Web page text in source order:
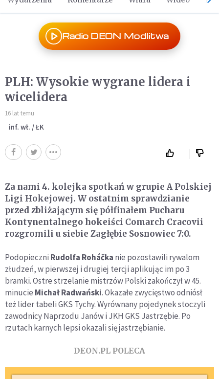
Radio DEON Modlitwa
PLH: Wysokie wygrane lidera i
wicelidera
16 lat temu
inf. wł. / ŁK
Za nami 4. kolejka spotkań w grupie A Polskiej
Ligi Hokejowej. W ostatnim sprawdzianie
przed zbliżającym się półfinałem Pucharu
Kontynentalnego hokeiści Comarch Cracovii
rozgromili u siebie Zagłębie Sosnowiec 7:0.
Podopieczni Rudolfa Roháčka nie pozostawili rywalom
złudzeń, w pierwszej i drugiej tercji aplikując im po 3
bramki. Ostre strzelanie mistrzów Polski zakończył w 45.
minucie Michał Radwański. Okazałe zwycięstwo odniósł
też lider tabeli GKS Tychy. Wyrównany pojedynek stoczyli
zawodnicy Naprzodu Janów i JKH GKS Jastrzębie. Po
rzutach karnych lepsi okazali się jastrzębianie.
DEON.PL POLECA